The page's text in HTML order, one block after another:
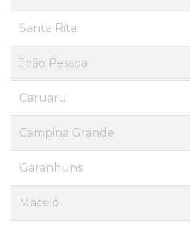
Santa Rita
João Pessoa
Caruaru
Campina Grande
Garanhuns
Maceió